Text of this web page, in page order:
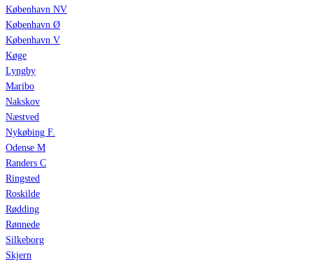
København NV
København Ø
København V
Køge
Lyngby
Maribo
Nakskov
Næstved
Nykøbing F.
Odense M
Randers C
Ringsted
Roskilde
Rødding
Rønnede
Silkeborg
Skjern